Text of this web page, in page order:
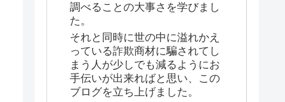
調べることの大事さを学びまし
た。
それと同時に世の中に溢れかえ
っている詐欺商材に騙されてし
まう人が少しでも減るようにお
手伝いが出来ればと思い、この
ブログを立ち上げました。